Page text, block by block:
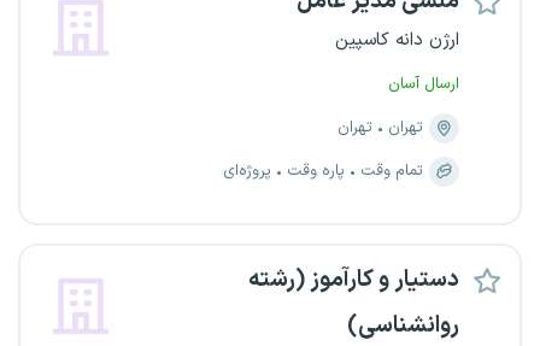
ارژن دانه کاسپین
ارسال آسان
تهران
تهران
تمام وقت
پاره وقت پروژه‌ای
دستیار و کارآموز (رشته
روانشناسی)